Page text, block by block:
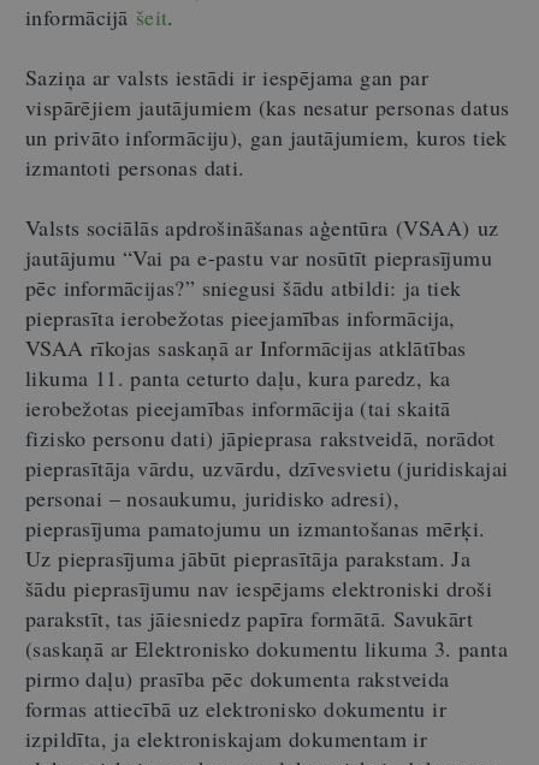
informācijā šeit.
Saziņa ar valsts iestādi ir iespējama gan par
vispārējiem jautājumiem (kas nesatur personas datus
un privāto informāciju), gan jautājumiem, kuros tiek
izmantoti personas dati.
Valsts sociālās apdrošināšanas aģentūra (VSAA) uz
jautājumu “Vai pa e-pastu var nosūtīt pieprasījumu
pēc informācijas?” sniegusi šādu atbildi: ja tiek
pieprasīta ierobežotas pieejamības informācija,
VSAA rīkojas saskaņā ar Informācijas atklātības
likuma 11. panta ceturto daļu, kura paredz, ka
ierobežotas pieejamības informācija (tai skaitā
fizisko personu dati) jāpieprasa rakstveidā, norādot
pieprasītāja vārdu, uzvārdu, dzīvesvietu (juridiskajai
personai – nosaukumu, juridisko adresi),
pieprasījuma pamatojumu un izmantošanas mērķi.
Uz pieprasījuma jābūt pieprasītāja parakstam. Ja
šādu pieprasījumu nav iespējams elektroniski droši
parakstīt, tas jāiesniedz papīra formātā. Savukārt
(saskaņā ar Elektronisko dokumentu likuma 3. panta
pirmo daļu) prasība pēc dokumenta rakstveida
formas attiecībā uz elektronisko dokumentu ir
izpildīta, ja elektroniskajam dokumentam ir